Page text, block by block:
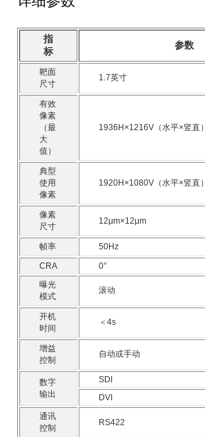
指
标
参数
靶面
尺寸
1.7英寸
有效
像素
（最
大
值）
1936H×1216V（水平×竖直）
典型
使用
像素
1920H×1080V（水平×竖直）
像素
尺寸
12μm×12μm
帧率
50Hz
CRA
0°
曝光
模式
滚动
开机
时间
＜4s
增益
控制
自动或手动
数字
输出
SDI
DVI
通讯
控制
RS422